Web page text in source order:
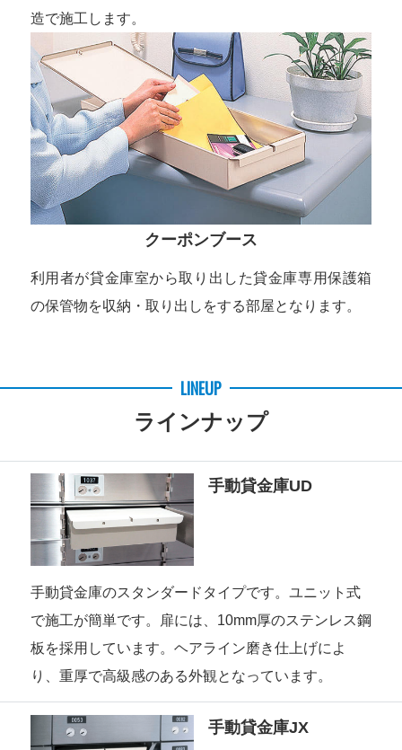
造で施工します。
クーポンブース
利用者が貸金庫室から取り出した貸金庫専用保護箱
の保管物を収納・取り出しをする部屋となります。
LINEUP
ラインナップ
手動貸金庫UD
手動貸金庫のスタンダードタイプです。ユニット式
で施工が簡単です。扉には、10mm厚のステンレス鋼
板を採用しています。ヘアライン磨き仕上げによ
り、重厚で高級感のある外観となっています。
手動貸金庫JX